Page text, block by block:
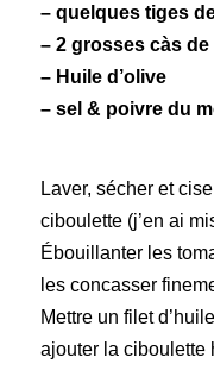
– quelques tiges
– 2 grosses càs de
– Huile d’olive
– sel & poivre du
Laver, sécher et
ciboulette (j’en ai
Ébouillanter les
les concasser
Mettre un filet
ajouter la ciboulette